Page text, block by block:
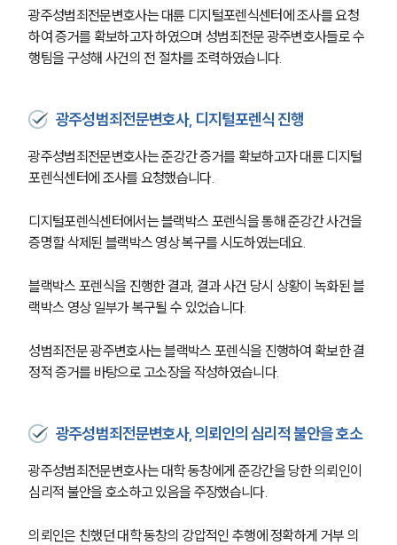
광주성범죄전문변호사는 대륜 디지털포렌식센터에 조사를 요청
하여 증거를 확보하고자 하였으며 성범죄전문 광주변호사들로 수
행팀을 구성해 사건의 전 절차를 조력하였습니다.
광주성범죄전문변호사, 디지털포렌식 진행
광주성범죄전문변호사는 준강간 증거를 확보하고자 대륜 디지털
포렌식센터에 조사를 요청했습니다.
디지털포렌식센터에서는 블랙박스 포렌식을 통해 준강간 사건을
증명할 삭제된 블랙박스 영상 복구를 시도하였는데요.
블랙박스 포렌식을 진행한 결과, 결과 사건 당시 상황이 녹화된 블
랙박스 영상 일부가 복구될 수 있었습니다.
성범죄전문 광주변호사는 블랙박스 포렌식을 진행하여 확보한 결
정적 증거를 바탕으로 고소장을 작성하였습니다.
광주성범죄전문변호사, 의뢰인의 심리적 불안을 호소
광주성범죄전문변호사는 대학 동창에게 준강간을 당한 의뢰인이
심리적 불안을 호소하고 있음을 주장했습니다.
의뢰인은 친했던 대학 동창의 강압적인 추행에 정확하게 거부 의